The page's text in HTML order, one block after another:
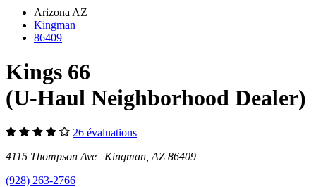
Arizona AZ
Kingman
86409
Kings 66
(U-Haul Neighborhood Dealer)
26 évaluations
4115 Thompson Ave Kingman, AZ 86409
(928) 263-2766